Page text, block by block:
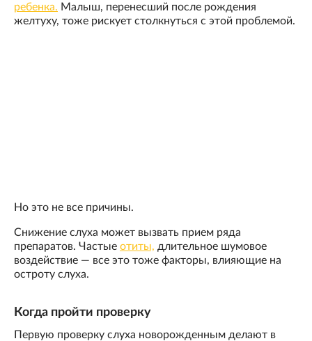
ребенка. Малыш, перенесший после рождения
желтуху, тоже рискует столкнуться с этой проблемой.
Но это не все причины.
Снижение слуха может вызвать прием ряда
препаратов. Частые отиты, длительное шумовое
воздействие — все это тоже факторы, влияющие на
остроту слуха.
Когда пройти проверку
Первую проверку слуха новорожденным делают в